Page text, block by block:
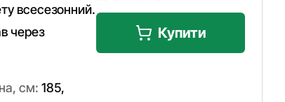
всесезонний.
через
см: 185,
Купити